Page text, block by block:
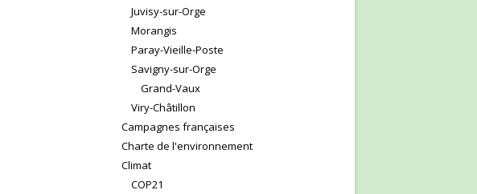
Juvisy-sur-Orge
Morangis
Paray-Vieille-Poste
Savigny-sur-Orge
Grand-Vaux
Viry-Châtillon
Campagnes françaises
Charte de l'environnement
Climat
COP21